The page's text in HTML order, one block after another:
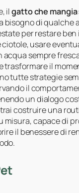
ilgatto che
bisogno di qualche
per restare
usare
acqua sempre
trasformare il
tutte strategie
il
un dialogo
costruire una
misura, capace di
il benessere di